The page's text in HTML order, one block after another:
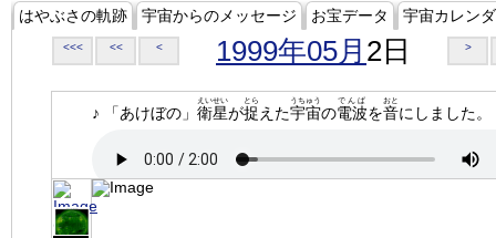
はやぶさの軌跡 宇宙からのメッセージ お宝データ 宇宙カレン
<<< << < 1999年05月 2日 >
♪ 「あけぼの」 衛星
えいせい
が捉
とら
えた宇宙
うちゅう
の電波
でんぱ
を音
おと
にしました。